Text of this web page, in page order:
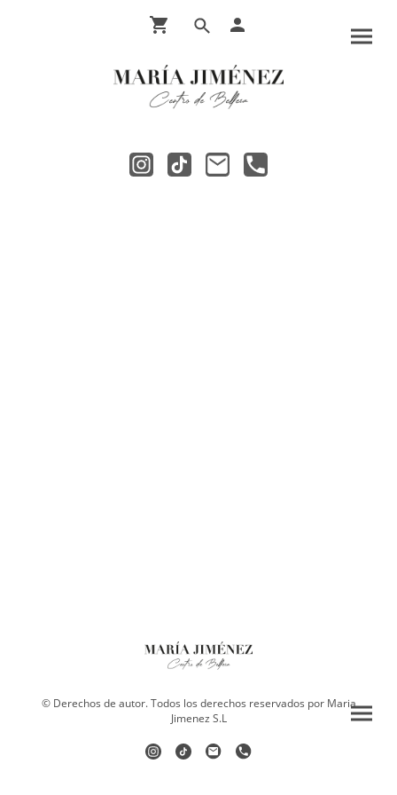
© Derechos de autor. Todos los derechos reservados por Maria
Jimenez S.L